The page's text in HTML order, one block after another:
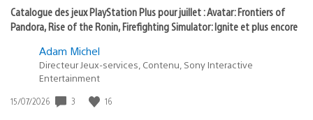
Catalogue des jeux PlayStation Plus pour juillet : Avatar: Frontiers of
Pandora, Rise of the Ronin, Firefighting Simulator: Ignite et plus encore
Adam Michel
Directeur Jeux-services, Contenu, Sony Interactive
Entertainment
Date
15/07/2026 3 16